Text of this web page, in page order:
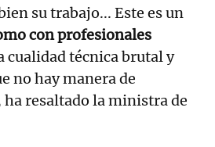
su trabajo... Este es un
con profesionales
cualidad técnica brutal y
no hay manera de
ha resaltado la ministra de